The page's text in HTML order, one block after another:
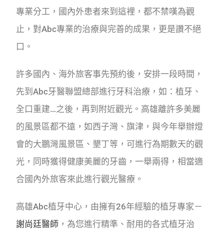
專業分工，國內外患者來到這裡，都不禁嘆為觀
止，對Abc專業的治療與完善的成果，更是讚不絕
口。
許多國內、海外旅客事先預約後，安排一段時間，
先到Abc牙醫聯盟總部進行牙科治療，如：植牙、
全口重建…之後，再到附近觀光。高雄離許多美麗
的風景區都不遠，如西子灣、旗津，與今年舉辦燈
會的大鵬灣風景區、墾丁等，可進行為期數天的觀
光，同時獲得健康美麗的牙齒，一舉兩得，相當適
合國內外旅客來此進行觀光醫療。
高雄Abc植牙中心，由擁有26年經驗的植牙專家－
謝尚廷醫師 ，為您進行精準、耐用的各式植牙治